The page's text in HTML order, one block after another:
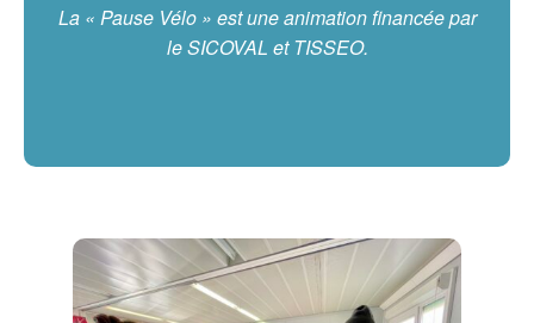
La « Pause Vélo » est une animation financée par
le SICOVAL et TISSEO.